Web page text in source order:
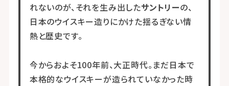
れないのが、それを生み出したサントリーの、
日本のウイスキー造りにかけた揺るぎない情
熱と歴史です。
今からおよそ100年前、大正時代。まだ日本で
本格的なウイスキーが造られていなかった時